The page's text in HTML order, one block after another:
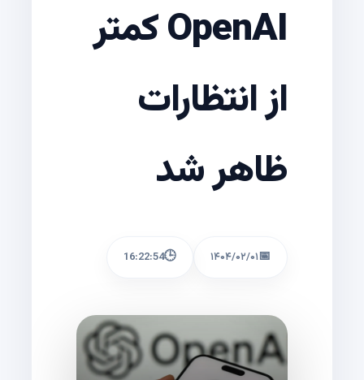
OpenAI کمتر
از انتظارات
ظاهر شد
📅۱۴۰۴/۰۲/۰۱ 🕒
16:22:54